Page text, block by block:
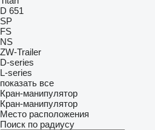
D 651
SP
FS
NS
ZW-Trailer
D-series
L-series
показать все
Кран-манипулятор
Кран-манипулятор
Место расположения
Поиск по радиусу